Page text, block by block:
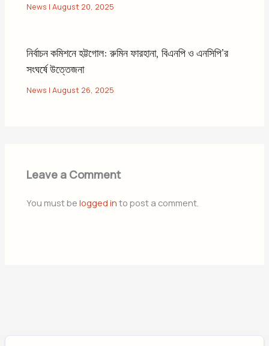
News |August 20, 2025
নির্বাচন কমিশনে হট্টগোল: রুমিন ফারহানা, বিএনপি ও এনসিপি’র
সংঘর্ষে উত্তেজনা
News |August 26, 2025
Leave a Comment
You must belogged in to post a comment.